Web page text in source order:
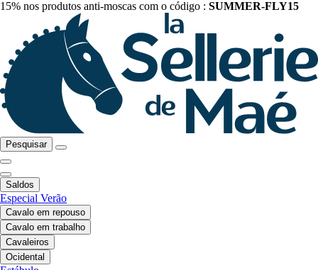
15% nos produtos anti-moscas com o código : SUMMER-FLY15
Pesquisar
Saldos
Especial Verão
Cavalo em repouso
Cavalo em trabalho
Cavaleiros
Ocidental